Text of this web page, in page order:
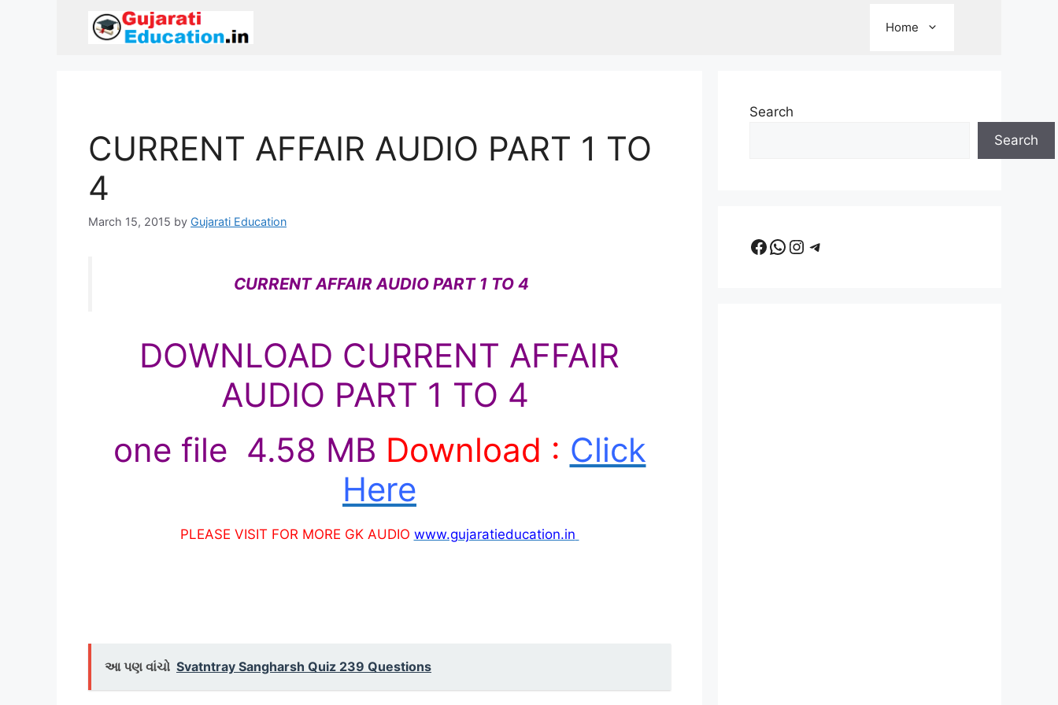
Home
CURRENT AFFAIR AUDIO PART 1 TO
4
March 15, 2015 by Gujarati Education
CURRENT AFFAIR AUDIO PART 1 TO 4
DOWNLOAD CURRENT AFFAIR
AUDIO PART 1 TO 4
one file 4.58 MB Download : Click
Here
PLEASE VISIT FOR MORE GK AUDIO www.gujaratieducation.in
આ પણ વાંચો Svatntray Sangharsh Quiz 239 Questions
Search
Search
Facebook
WhatsApp
Instagram
Telegram